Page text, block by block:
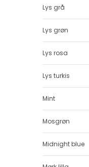
Lys grå
Lys grøn
Lys rosa
Lys turkis
Mint
Mosgrøn
Midnight blue